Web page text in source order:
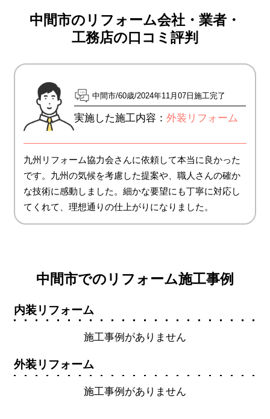
中間市のリフォーム会社・業者・
工務店の口コミ評判
中間市 60歳 2024年11月07日施工完了
実施した施工内容：外装リフォーム
九州リフォーム協力会さんに依頼して本当に良かった
です。九州の気候を考慮した提案や、職人さんの確か
な技術に感動しました。細かな要望にも丁寧に対応し
てくれて、理想通りの仕上がりになりました。
中間市でのリフォーム施工事例
内装リフォーム
施工事例がありません
外装リフォーム
施工事例がありません